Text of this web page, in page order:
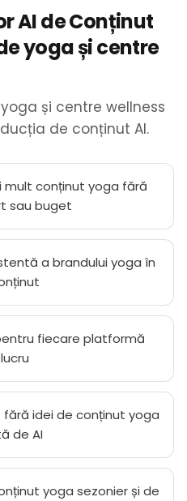
AI de Conținut
yoga și centre
și centre wellness
de conținut AI.
mult conținut yoga fără
sau buget
a brandului yoga în
fiecare platformă
idei de conținut yoga
de AI
yoga sezonier și de